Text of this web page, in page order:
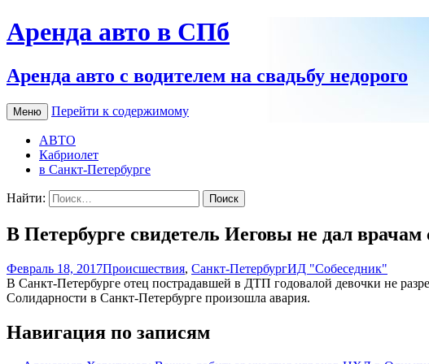
Аренда авто в СПб
Аренда авто с водителем на свадьбу недорого
Меню Перейти к содержимому
АВТО
Кабриолет
в Санкт-Петербурге
Найти:
В Петербурге свидетель Иеговы не дал
Февраль 18, 2017Происшествия, Санкт-ПетербургИД "Собеседник"
В Санкт-Петербурге отец пострадавшей в ДТП годовалой девочки не
Солидарности в Санкт-Петербурге произошла авария.
Навигация по записям